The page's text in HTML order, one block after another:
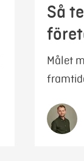
Så
Målet